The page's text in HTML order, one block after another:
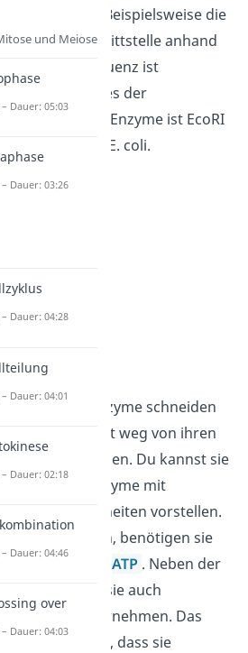
Enzyme. Beispielsweise die
der Schnittstelle anhand
Erkennungssequenz ist
Eines der
Typ II Enzyme ist EcoRI
dem Bakterium E. coli.
I
I Restriktionsenzyme schneiden
DNA zufällig, weit weg von ihren
Du kannst sie
komplexe Enzyme mit
Untereinheiten vorstellen.
zu funktionieren, benötigen sie
in Form vonATP . Neben der
können sie auch
übernehmen. Das
in dem Fall, dass sie
und Meiose
Dauer: 05:03
Dauer: 03:26
Dauer: 04:28
Dauer: 04:01
Dauer: 02:18
Dauer: 04:46
over
Dauer: 04:03